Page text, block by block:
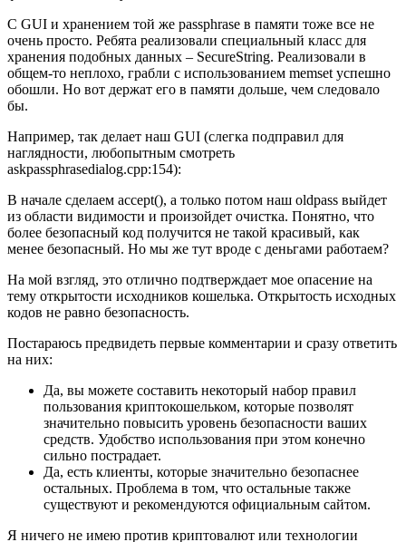
С GUI и хранением той же passphrase в памяти тоже все не
очень просто. Ребята реализовали специальный класс для
хранения подобных данных – SecureString. Реализовали в
общем-то неплохо, грабли с использованием memset успешно
обошли. Но вот держат его в памяти дольше, чем следовало
бы.
Например, так делает наш GUI (слегка подправил для
наглядности, любопытным смотреть
askpassphrasedialog.cpp:154):
В начале сделаем accept(), а только потом наш oldpass выйдет
из области видимости и произойдет очистка. Понятно, что
более безопасный код получится не такой красивый, как
менее безопасный. Но мы же тут вроде с деньгами работаем?
На мой взгляд, это отлично подтверждает мое опасение на
тему открытости исходников кошелька. Открытость исходных
кодов не равно безопасность.
Постараюсь предвидеть первые комментарии и сразу ответить
на них:
Да, вы можете составить некоторый набор правил
пользования криптокошельком, которые позволят
значительно повысить уровень безопасности ваших
средств. Удобство использования при этом конечно
сильно пострадает.
Да, есть клиенты, которые значительно безопаснее
остальных. Проблема в том, что остальные также
существуют и рекомендуются официальным сайтом.
Я ничего не имею против криптовалют или технологии